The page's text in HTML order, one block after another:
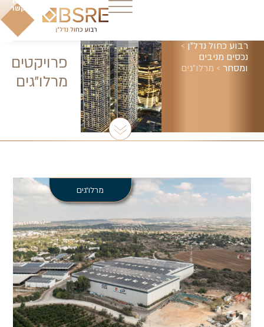
קשר
רבוע כחול נדל"ן >
נכסים מניבים
ומסחר> מרלו״גים
פרויקטים
מרלו״גים
מרלו״גים